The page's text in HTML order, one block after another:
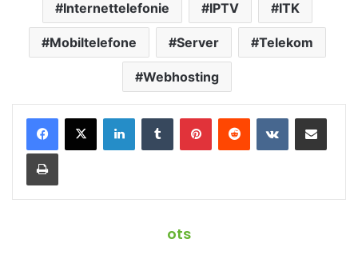
Internettelefonie IPTV ITK
Mobiltelefone Server Telekom
Webhosting
ots